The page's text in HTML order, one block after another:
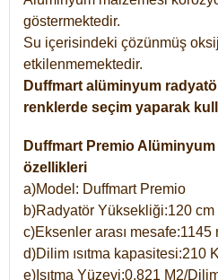
göstermektedir.
Su içerisindeki çözünmüş
etkilenmemektedir.
Duffmart alüminyum
renklerde seçim yaparak
Duffmart Premio
özellikleri
a)Model: Duffmart Premio
b)Radyatör Yüksekliği:120 cm
c)Eksenler arası mesafe:1145
d)Dilim ısıtma kapasitesi:210
e)Isıtma Yüzeyi:0,821 M2/